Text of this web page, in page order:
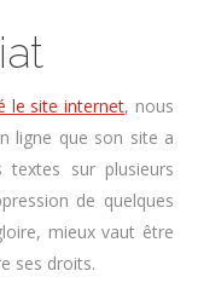
le site internet, nous
ligne que son site a
textes sur plusieurs
de quelques
mieux vaut être
ses droits.